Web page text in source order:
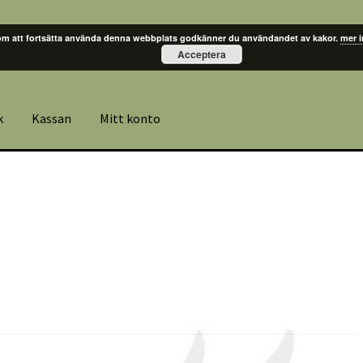
Kassan Mitt konto
att fortsätta använda denna webbplats godkänner du användandet av kakor. mer
Acceptera